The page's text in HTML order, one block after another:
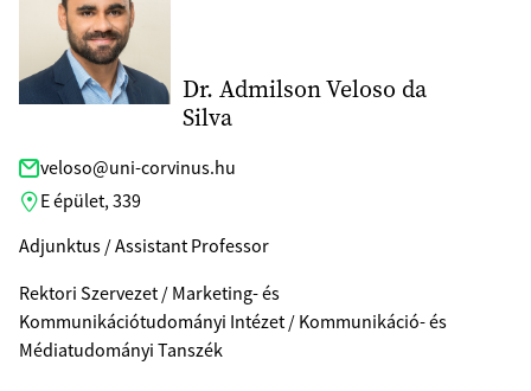
Dr. Admilson Veloso da
Silva
veloso@uni-corvinus.hu
E épület, 339
Adjunktus / Assistant Professor
Rektori Szervezet / Marketing- és
Kommunikációtudományi Intézet / Kommunikáció- és
Médiatudományi Tanszék